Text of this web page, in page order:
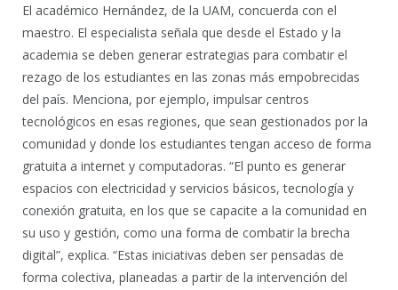
El académico Hernández, de la UAM, concuerda con el
maestro. El especialista señala que desde el Estado y la
academia se deben generar estrategias para combatir el
rezago de los estudiantes en las zonas más empobrecidas
del país. Menciona, por ejemplo, impulsar centros
tecnológicos en esas regiones, que sean gestionados por la
comunidad y donde los estudiantes tengan acceso de forma
gratuita a internet y computadoras. “El punto es generar
espacios con electricidad y servicios básicos, tecnología y
conexión gratuita, en los que se capacite a la comunidad en
su uso y gestión, como una forma de combatir la brecha
digital”, explica. “Estas iniciativas deben ser pensadas de
forma colectiva, planeadas a partir de la intervención del